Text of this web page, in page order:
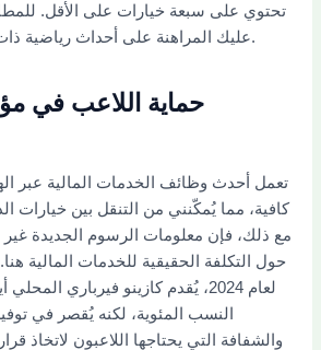
تحتوي على سبعة خيارات على الأقل.
عليك المراهنة على أحداث رياضية ذات احتمالات 1.7 أو أكثر.
حماية اللاعب في
تعمل أحدث وظائف الخدمات المالية عبر
كافية، مما يُمكّنني من التنقل بين خيارات
مع ذلك، فإن معلومات الرسوم الجديدة غير
حول التكلفة الحقيقية للخدمات المالية
لعام 2024، يُقدم كازينو فيرباري
النسب المئوية، لكنه يُقصر في
والشفافة التي يحتاجها اللاعبون لاتخاذ